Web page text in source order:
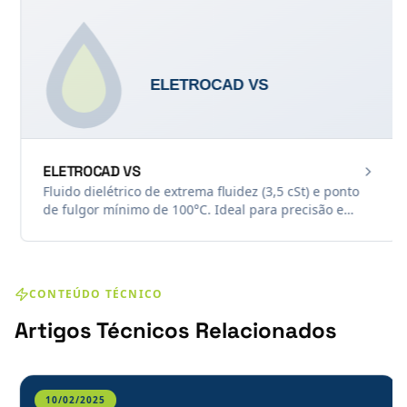
ELETROCAD VS
Fluido dielétrico de extrema fluidez (3,5 cSt) e ponto
de fulgor mínimo de 100°C. Ideal para precisão e
CONTEÚDO TÉCNICO
Artigos Técnicos Relacionados
10/02/2025